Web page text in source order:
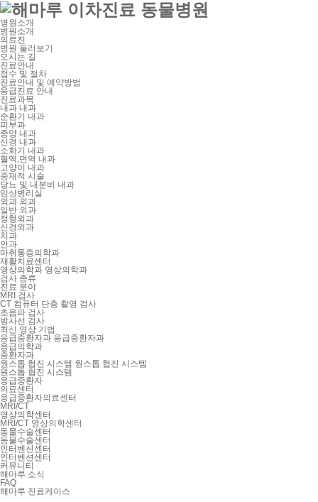
병원소개
병원소개
의료진
병원 둘러보기
오시는 길
진료안내
접수 및 절차
진료안내 및 예약방법
응급진료 안내
진료과목
내과 내과
순환기 내과
피부과
종양 내과
신경 내과
소화기 내과
혈액,면역 내과
고양이 내과
중재적 시술
당뇨 및 내분비 내과
임상병리실
외과 외과
일반 외과
정형외과
신경외과
치과
안과
마취통증의학과
재활치료센터
영상의학과 영상의학과
검사 종류
진료 분야
MRI 검사
CT 컴퓨터 단층 촬영 검사
초음파 검사
방사선 검사
최신 영상 기법
응급중환자과 응급중환자과
응급의학과
중환자과
원스톱 협진 시스템 원스톱 협진 시스템
원스톱 협진 시스템
응급중환자
의료센터
응급중환자의료센터
MRI/CT
영상의학센터
MRI/CT 영상의학센터
동물수술센터
동물수술센터
인터벤션센터
인터벤션센터
커뮤니티
해마루 소식
FAQ
해마루 진료케이스